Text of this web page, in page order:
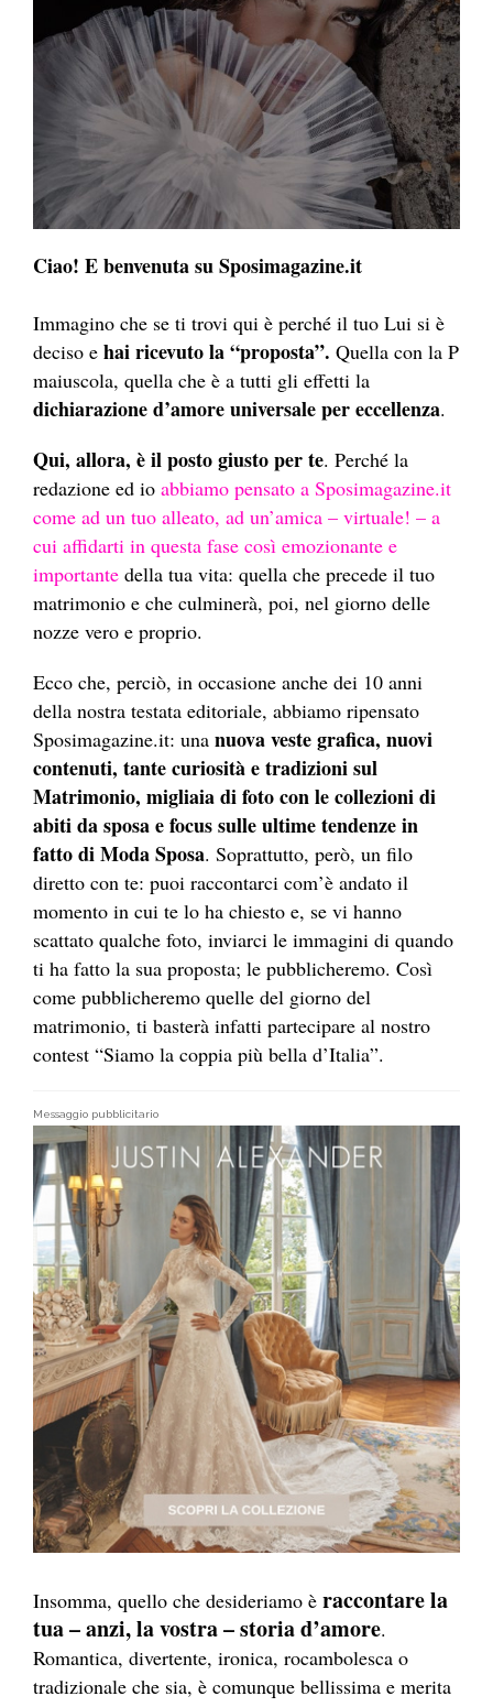
Ciao! E benvenuta su Sposimagazine.it
Immagino che se ti trovi qui è perché il tuo Lui si è
deciso e hai ricevuto la “proposta”. Quella con la P
maiuscola, quella che è a tutti gli effetti la
dichiarazione d’amore universale per eccellenza.
Qui, allora, è il posto giusto per te. Perché la
redazione ed io abbiamo pensato a Sposimagazine.it
come ad un tuo alleato, ad un’amica – virtuale! – a
cui affidarti in questa fase così emozionante e
importante della tua vita: quella che precede il tuo
matrimonio e che culminerà, poi, nel giorno delle
nozze vero e proprio.
Ecco che, perciò, in occasione anche dei 10 anni
della nostra testata editoriale, abbiamo ripensato
Sposimagazine.it: una nuova veste grafica, nuovi
contenuti, tante curiosità e tradizioni sul
Matrimonio, migliaia di foto con le collezioni di
abiti da sposa e focus sulle ultime tendenze in
fatto di Moda Sposa. Soprattutto, però, un filo
diretto con te: puoi raccontarci com’è andato il
momento in cui te lo ha chiesto e, se vi hanno
scattato qualche foto, inviarci le immagini di quando
ti ha fatto la sua proposta; le pubblicheremo. Così
come pubblicheremo quelle del giorno del
matrimonio, ti basterà infatti partecipare al nostro
contest “Siamo la coppia più bella d’Italia”.
Messaggio pubblicitario
Insomma, quello che desideriamo è raccontare la
tua – anzi, la vostra – storia d’amore.
Romantica, divertente, ironica, rocambolesca o
tradizionale che sia, è comunque bellissima e merita